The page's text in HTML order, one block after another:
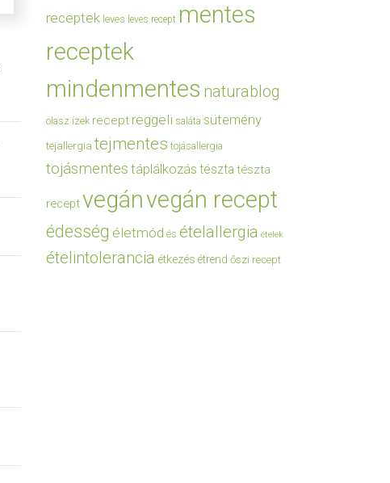
receptek leves leves recept mentes
receptek
mindenmentes naturablog
olasz ízek recept reggeli saláta sütemény
tejallergia tejmentes tojásallergia
tojásmentes táplálkozás tészta tészta
receptvegánvegán recept
édesség életmód és ételallergia ételek
ételintolerancia étkezés étrend őszi recept